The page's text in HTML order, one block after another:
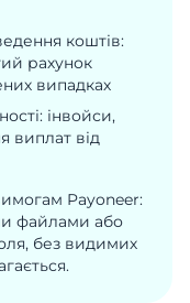
коштів:
рахунок
випадках
інвойси,
виплат від
Payoneer:
файлами або
без видимих